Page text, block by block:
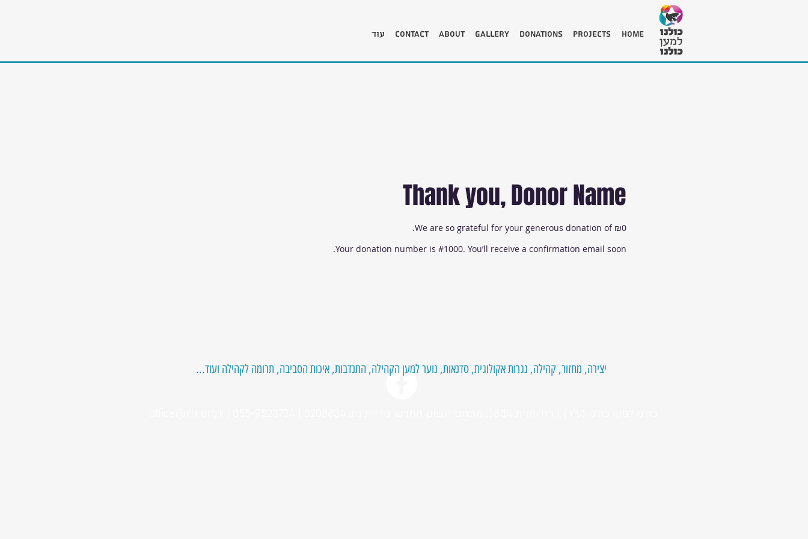
HOME
Projects
Donations
Gallery
About
Contact עוד
Thank you, Donor Name
We are so grateful for your generous donation of ₪0.
Your donation number is #1000. You’ll receive a confirmation email soon.
יצירה, מחזור, קהילה, נגרות אקולוגית, סדנאות, נוער למען הקהילה, התנדבות, איכות הסביבה, תרומה לקהילה ועוד...